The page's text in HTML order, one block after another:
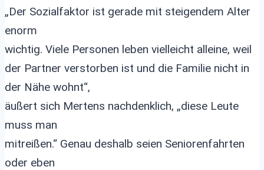
„Der Sozialfaktor ist gerade mit steigendem Alter
enorm
wichtig. Viele Personen leben vielleicht alleine, weil
der Partner verstorben ist und die Familie nicht in
der Nähe wohnt“,
äußert sich Mertens nachdenklich, „diese Leute
muss man
mitreißen.“ Genau deshalb seien Seniorenfahrten
oder eben